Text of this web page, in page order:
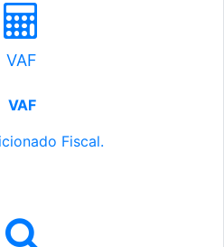
VAF
VAF
Fiscal.